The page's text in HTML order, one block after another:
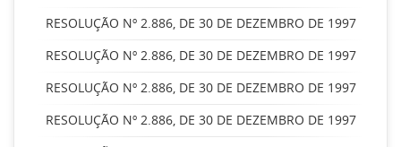
RESOLUÇÃO Nº 2.886, DE 30 DE DEZEMBRO DE 1997
RESOLUÇÃO Nº 2.886, DE 30 DE DEZEMBRO DE 1997
RESOLUÇÃO Nº 2.886, DE 30 DE DEZEMBRO DE 1997
RESOLUÇÃO Nº 2.886, DE 30 DE DEZEMBRO DE 1997